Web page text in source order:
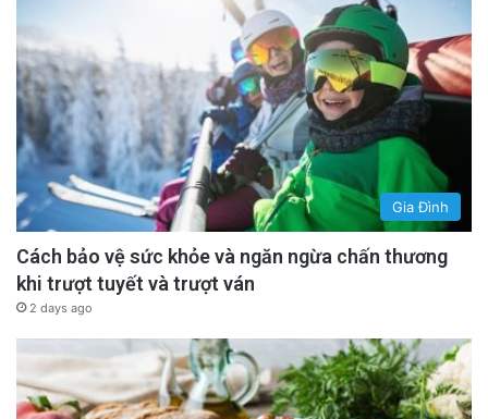
Gia Đình
Cách bảo vệ sức khỏe và ngăn ngừa chấn thương
khi trượt tuyết và trượt ván
2 days ago